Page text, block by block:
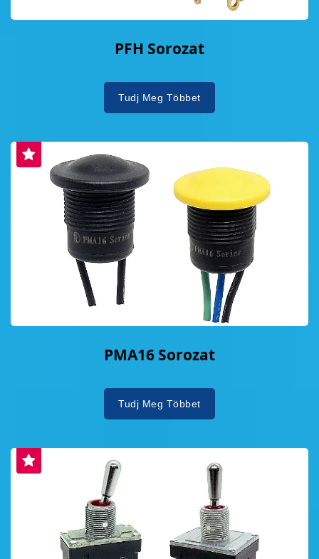
PFH Sorozat
Tudj Meg Többet
PMA16 Sorozat
Tudj Meg Többet